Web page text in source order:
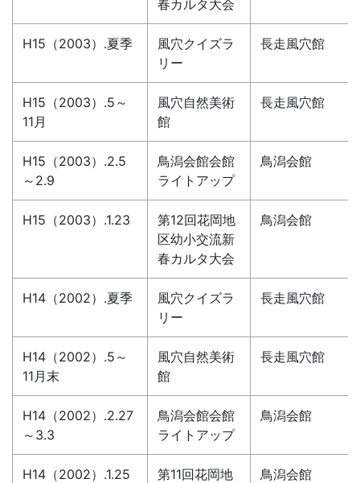
春カルタ大会
H15（2003）.夏季
風穴クイズラ
リー
長走風穴館
H15（2003）.5～
11月
風穴自然美術
館
長走風穴館
H15（2003）.2.5
～2.9
鳥潟会館会館
ライトアップ
鳥潟会館
H15（2003）.1.23
第12回花岡地
区幼小交流新
春カルタ大会
鳥潟会館
H14（2002）.夏季
風穴クイズラ
リー
長走風穴館
H14（2002）.5～
11月末
風穴自然美術
館
長走風穴館
H14（2002）.2.27
～3.3
鳥潟会館会館
ライトアップ
鳥潟会館
H14（2002）.1.25
第11回花岡地
鳥潟会館